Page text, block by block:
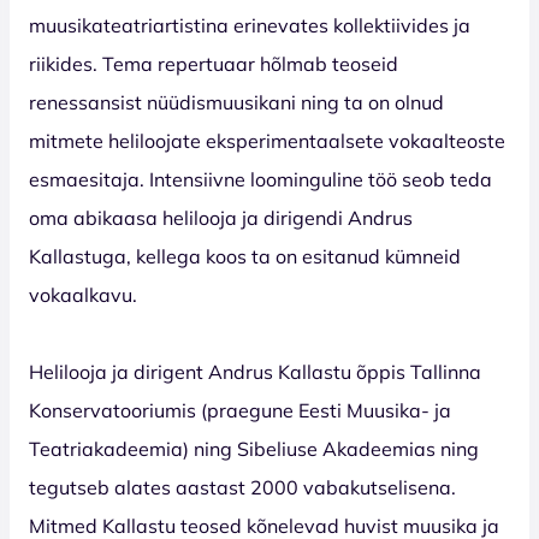
muusikateatriartistina erinevates kollektiivides ja
riikides. Tema repertuaar hõlmab teoseid
renessansist nüüdismuusikani ning ta on olnud
mitmete heliloojate eksperimentaalsete vokaalteoste
esmaesitaja. Intensiivne loominguline töö seob teda
oma abikaasa helilooja ja dirigendi Andrus
Kallastuga, kellega koos ta on esitanud kümneid
vokaalkavu.
Helilooja ja dirigent Andrus Kallastu õppis Tallinna
Konservatooriumis (praegune Eesti Muusika- ja
Teatriakadeemia) ning Sibeliuse Akadeemias ning
tegutseb alates aastast 2000 vabakutselisena.
Mitmed Kallastu teosed kõnelevad huvist muusika ja